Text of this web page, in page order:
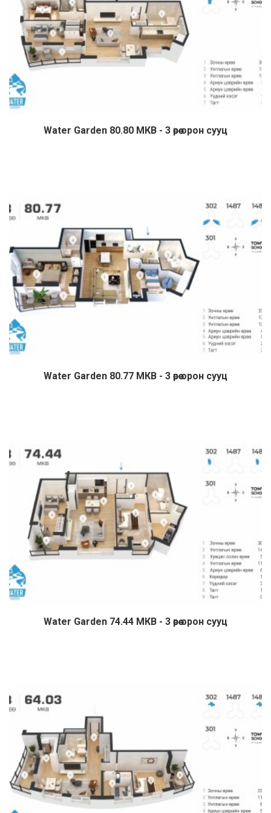
Дэлгэрэнгүй
Water Garden 80.80 МКВ - 3 өрөө орон сууц
Дэлгэрэнгүй
Water Garden 80.77 МКВ - 3 өрөө орон сууц
Дэлгэрэнгүй
Water Garden 74.44 МКВ - 3 өрөө орон сууц